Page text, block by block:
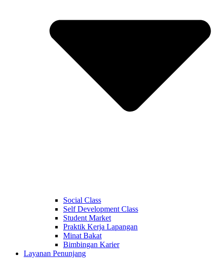
Social Class
Self Development Class
Student Market
Praktik Kerja Lapangan
Minat Bakat
Bimbingan Karier
Layanan Penunjang